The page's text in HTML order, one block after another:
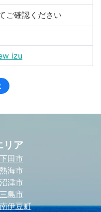
ご確認ください
izu
リア
下田市
熱海市
沼津市
三島市
南伊豆町